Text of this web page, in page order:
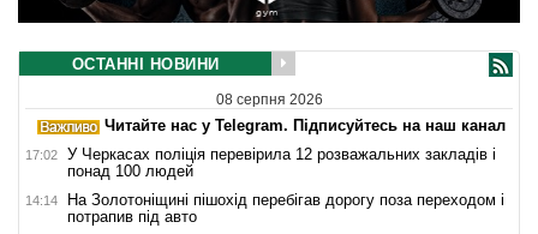
ОСТАННІ НОВИНИ
08 серпня 2026
Читайте нас у Telegram. Підписуйтесь на наш канал
17:02
У Черкасах поліція перевірила 12 розважальних закладів і
понад 100 людей
14:14
На Золотоніщині пішохід перебігав дорогу поза переходом і
потрапив під авто